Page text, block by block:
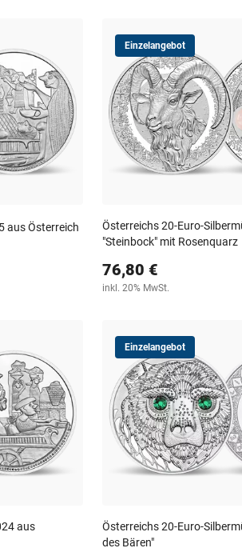
aus Österreich
Einzelangebot
Österreichs 20-Euro-
"Steinbock" mit Rosenquarz
76,80 €
inkl. 20% MwSt.
aus
Einzelangebot
Österreichs 20-Euro-
des Bären"